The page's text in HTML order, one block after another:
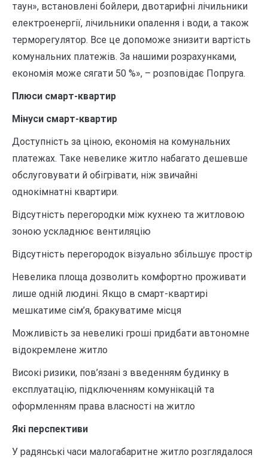
таун», встановлені бойлери, двотарифні лічильники
електроенергії, лічильники опалення і води, а також
терморегулятор. Все це допоможе знизити вартість
комунальних платежів. За нашими розрахунками,
економія може сягати 50 %», – розповідає Попруга.
Плюси смарт-квартир
Мінуси смарт-квартир
Доступність за ціною, економія на комунальних
платежах. Таке невелике житло набагато дешевше
обслуговувати й обігрівати, ніж звичайні
однокімнатні квартири.
Відсутність перегородки між кухнею та житловою
зоною ускладнює вентиляцію
Відсутність перегородок візуально збільшує простір
Невелика площа дозволить комфортно проживати
лише одній людині. Якщо в смарт-квартирі
мешкатиме сім’я, бракуватиме місця
Можливість за невеликі гроші придбати автономне
відокремлене житло
Високі ризики, пов’язані з введенням будинку в
експлуатацію, підключенням комунікацій та
оформленням права власності на житло
Які перспективи
У радянські часи малогабаритне житло розглядалося